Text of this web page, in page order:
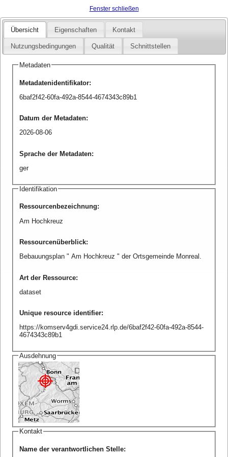
Fenster schließen
Übersicht Eigenschaften Kontakt
Nutzungsbedingungen Qualität Schnittstellen
Metadaten
Metadatenidentifikator:
6baf2f42-60fa-492a-8544-4674343c89b1
Datum der Metadaten:
2026-08-06
Sprache der Metadaten:
ger
Identifikation
Ressourcenbezeichnung:
Am Hochkreuz
Ressourcenüberblick:
Bebauungsplan " Am Hochkreuz " der Ortsgemeinde Monreal.
Art der Ressource:
dataset
Unique resource identifier:
https://komserv4gdi.service24.rlp.de/6baf2f42-60fa-492a-8544-
4674343c89b1
Ausdehnung
Kontakt
Name der verantwortlichen Stelle: